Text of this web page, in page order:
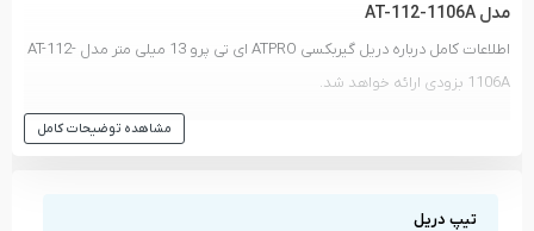
مدل AT-112-1106A
اطلاعات کامل درباره دریل گیربکسی ATPRO ای تی پرو 13 میلی متر مدل AT-112-
1106A بزودی ارائه خواهد شد.
ای تی پرو - ATPROمشاهده توضیحات کامل
تیپ دریل